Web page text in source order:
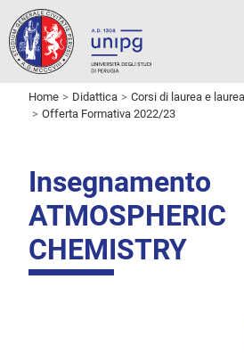
Home Didattica Corsi di laurea e
Offerta Formativa 2022/23
Insegnamento
ATMOSPHERIC
CHEMISTRY